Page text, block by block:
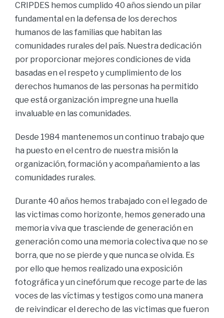
CRIPDES hemos cumplido 40 años siendo un pilar
fundamental en la defensa de los derechos
humanos de las familias que habitan las
comunidades rurales del país. Nuestra dedicación
por proporcionar mejores condiciones de vida
basadas en el respeto y cumplimiento de los
derechos humanos de las personas ha permitido
que está organización impregne una huella
invaluable en las comunidades.
Desde 1984 mantenemos un continuo trabajo que
ha puesto en el centro de nuestra misión la
organización, formación y acompañamiento a las
comunidades rurales.
Durante 40 años hemos trabajado con el legado de
las victimas como horizonte, hemos generado una
memoria viva que trasciende de generación en
generación como una memoria colectiva que no se
borra, que no se pierde y que nunca se olvida. Es
por ello que hemos realizado una exposición
fotográfica y un cinefórum que recoge parte de las
voces de las víctimas y testigos como una manera
de reivindicar el derecho de las victimas que fueron